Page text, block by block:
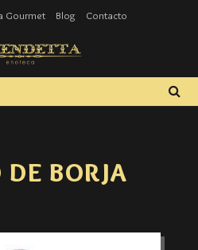
Gourmet Blog Contacto
BORJA